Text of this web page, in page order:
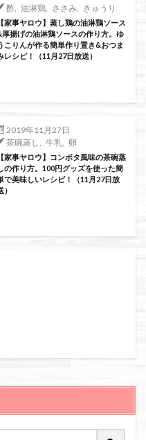
酢
油淋鶏 ささみ きゅうり
【家事ヤロウ】蒸し鶏の油淋鶏ソース
厚揚げの油淋鶏ソースの作り方。ゆ
こりんが作る簡単作り置き&おつま
レシピ！（11月27日放送）
2019年11月27日
茶碗蒸し
牛乳 卵
【家事ヤロウ】コンポタ風味の茶碗蒸
の作り方。100円グッズを使った簡
で美味しいレシピ！（11月27日放
）